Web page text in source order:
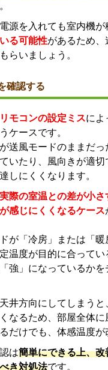
源を入れても室内機が
る可能性があるため、
らいましょう。
確認する
リモコンの設定ミスによ
ケースです。
送風モードのままだっ
いたり、風向きが適
しにくくなります。
際の室温との差が小さ
感じにくくなるケース
が「冷房」または「
温度が目的に合って
強」になっているか
井方向にしてしまう
なるため、部屋全体に
だけでも、体感温度が
は簡単にできる上、
き対処法です。